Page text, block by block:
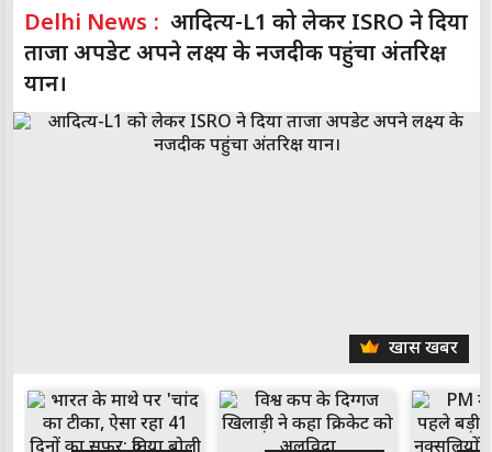
Delhi News : आदित्य-L1 को लेकर ISRO ने दिया
ताजा अपडेट अपने लक्ष्य के नजदीक पहुंचा अंतरिक्ष
यान।
खास खबर